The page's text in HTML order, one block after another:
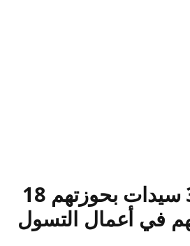
ضبط رجل و3 سيدات بحوزتهم 18
في أعمال التسول